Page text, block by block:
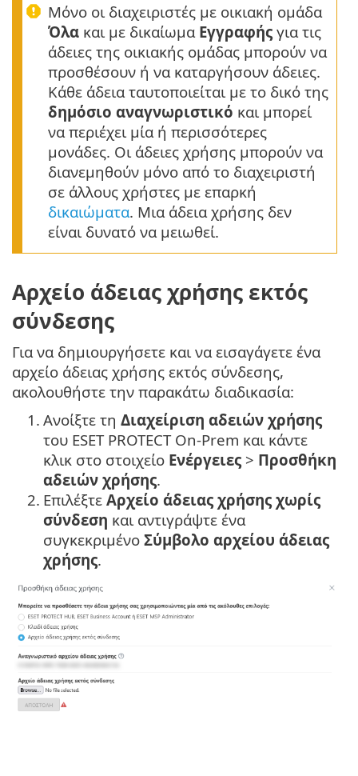
Μόνο οι διαχειριστές με οικιακή ομάδα
Όλα και με δικαίωμα Εγγραφής για τις
άδειες της οικιακής ομάδας μπορούν να
προσθέσουν ή να καταργήσουν άδειες.
Κάθε άδεια ταυτοποιείται με το δικό της
δημόσιο αναγνωριστικό και μπορεί
να περιέχει μία ή περισσότερες
μονάδες. Οι άδειες χρήσης μπορούν να
διανεμηθούν μόνο από το διαχειριστή
σε άλλους χρήστες με επαρκή
δικαιώματα. Μια άδεια χρήσης δεν
είναι δυνατό να μειωθεί.
Αρχείο άδειας χρήσης εκτός
σύνδεσης
Για να δημιουργήσετε και να εισαγάγετε ένα
αρχείο άδειας χρήσης εκτός σύνδεσης,
ακολουθήστε την παρακάτω διαδικασία:
1. Ανοίξτε τη Διαχείριση αδειών χρήσης
του ESET PROTECT On-Prem και κάντε
κλικ στο στοιχείο Ενέργειες > Προσθήκη
αδειών χρήσης.
2. Επιλέξτε Αρχείο άδειας χρήσης χωρίς
σύνδεση και αντιγράψτε ένα
συγκεκριμένο Σύμβολο αρχείου άδειας
χρήσης.